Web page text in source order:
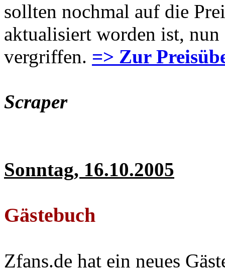
sollten nochmal auf die
aktualisiert worden ist,
vergriffen. => Zur
Scraper
Sonntag, 16.10.2005
Gästebuch
Zfans.de hat ein neues